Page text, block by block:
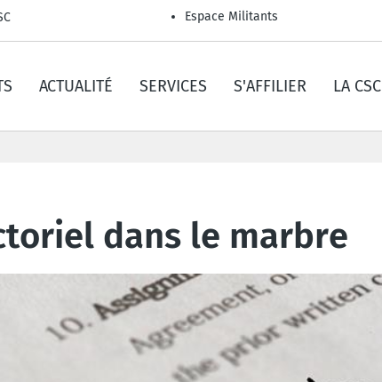
Espace Militants
ACTUALITÉ SERVICES S'AFFILIER LA CSC
dans le marbre